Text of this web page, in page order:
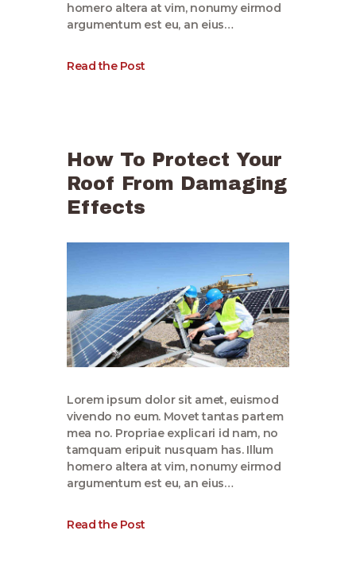
homero altera at vim, nonumy eirmod
argumentum est eu, an eius…
Read the Post
How To Protect Your
Roof From Damaging
Effects
Lorem ipsum dolor sit amet, euismod
vivendo no eum. Movet tantas partem
mea no. Propriae explicari id nam, no
tamquam eripuit nusquam has. Illum
homero altera at vim, nonumy eirmod
argumentum est eu, an eius…
Read the Post